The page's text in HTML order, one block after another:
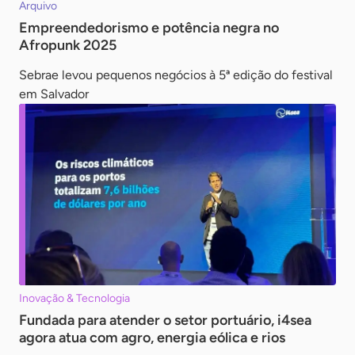
Arquivo
Empreendedorismo e potência negra no
Afropunk 2025
Sebrae levou pequenos negócios à 5ª edição do festival
em Salvador
Inovação & Tecnologia
Fundada para atender o setor portuário, i4sea
agora atua com agro, energia eólica e rios